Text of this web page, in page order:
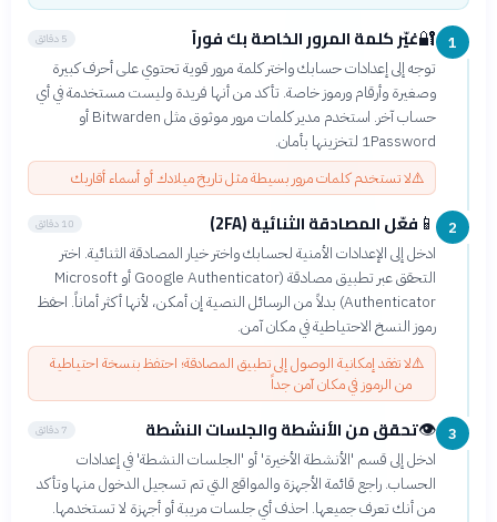
1
🔐غيّر كلمة المرور الخاصة بك فوراً 5 دقائق
توجه إلى إعدادات حسابك واختر كلمة مرور قوية تحتوي على أحرف كبيرة
وصغيرة وأرقام ورموز خاصة. تأكد من أنها فريدة وليست مستخدمة في أي
حساب آخر. استخدم مدير كلمات مرور موثوق مثل Bitwarden أو
1Password لتخزينها بأمان.
⚠️لا تستخدم كلمات مرور بسيطة مثل تاريخ ميلادك أو أسماء أقاربك
2
📱 فعّل المصادقة الثنائية (2FA) 10 دقائق
ادخل إلى الإعدادات الأمنية لحسابك واختر خيار المصادقة الثنائية. اختر
التحقق عبر تطبيق مصادقة (Google Authenticator أو Microsoft
Authenticator) بدلاً من الرسائل النصية إن أمكن، لأنها أكثر أماناً. احفظ
رموز النسخ الاحتياطية في مكان آمن.
⚠️لا تفقد إمكانية الوصول إلى تطبيق المصادقة؛ احتفظ بنسخة احتياطية
من الرموز في مكان آمن جداً
3
👁️تحقق من الأنشطة والجلسات النشطة 7 دقائق
ادخل إلى قسم 'الأنشطة الأخيرة' أو 'الجلسات النشطة' في إعدادات
الحساب. راجع قائمة الأجهزة والمواقع التي تم تسجيل الدخول منها وتأكد
من أنك تعرف جميعها. احذف أي جلسات مريبة أو أجهزة لا تستخدمها.